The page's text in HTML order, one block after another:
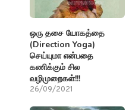
ஒரு தசை யோகத்தை
(Direction Yoga)
செய்யுமா என்பதை
கணிக்கும் சில
வழிமுறைகள்!!!
26/09/2021